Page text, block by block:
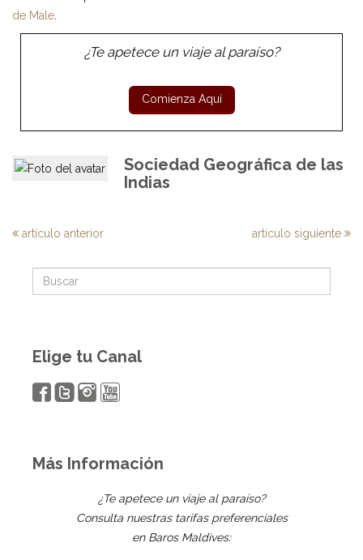
de Male
¿Te apetece un viaje al paraíso?
Sociedad Geográfica de las
Indias
artículo anterior artículo siguiente
Elige tu Canal
Más Información
¿Te apetece un viaje al paraíso?
Consulta nuestras tarifas preferenciales
en Baros Maldives: